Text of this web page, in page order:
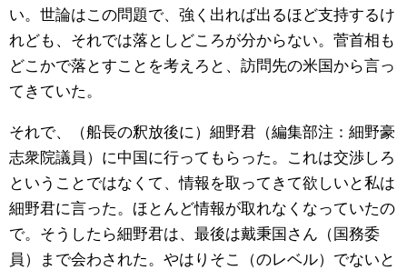
い。世論はこの問題で、強く出れば出るほど支持するけ
れども、それでは落としどころが分からない。菅首相も
どこかで落とすことを考えろと、訪問先の米国から言っ
てきていた。
それで、（船長の釈放後に）細野君（編集部注：細野豪
志衆院議員）に中国に行ってもらった。これは交渉しろ
ということではなくて、情報を取ってきて欲しいと私は
細野君に言った。ほとんど情報が取れなくなっていたの
で。そうしたら細野君は、最後は戴秉国さん（国務委
員）まで会わされた。やはりそこ（のレベル）でないと